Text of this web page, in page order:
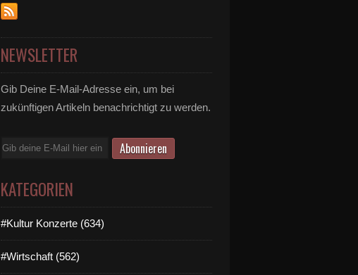
NEWSLETTER
Gib Deine E-Mail-Adresse ein, um bei
zukünftigen Artikeln benachrichtigt zu werden.
E-
KATEGORIEN
#Kultur Konzerte (634)
#Wirtschaft (562)